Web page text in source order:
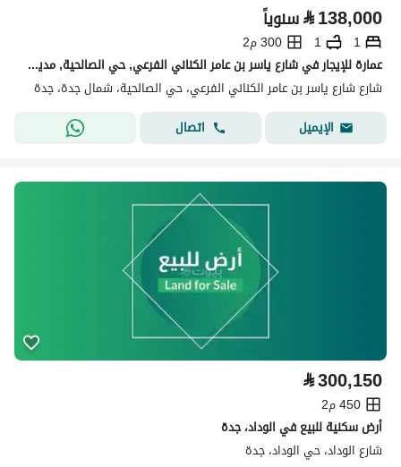
⃁138,000 سنوياً
1
1
300 م2
عمارة للإيجار في شارع ياسر بن عامر الكناني الفرعي, حي الصالحية, مدينة جدة
شارع شارع ياسر بن عامر الكناني الفرعي، حي الصالحية، شمال جدة، جدة
الإيميل
اتصال
⃁300,150
450 م2
أرض سكنية للبيع في الوداد، جدة
شارع الوداد، حي الوداد، جدة